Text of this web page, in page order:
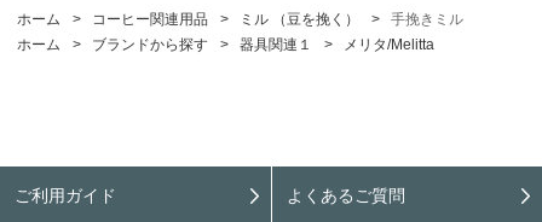
ホーム > コーヒー関連用品 > ミル （豆を挽く） >
手挽きミル
ホーム
> ブランドから探す > 器具関連１ > メリタ/Melitta
ご利用ガイド よくあるご質問